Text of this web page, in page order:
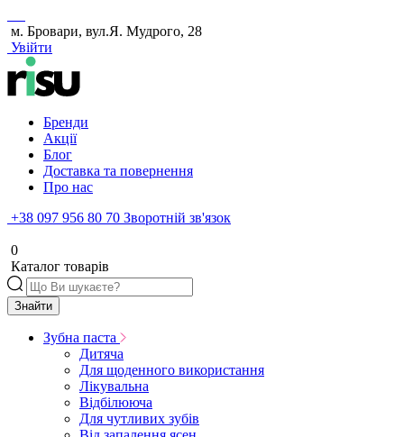
м. Бровари, вул.Я. Мудрого, 28
Увійти
Бренди
Акції
Блог
Доставка та повернення
Про нас
+38 097 956 80 70 Зворотній зв'язок
0
Каталог товарів
Знайти
Зубна паста
Дитяча
Для щоденного використання
Лікувальна
Відбілююча
Для чутливих зубів